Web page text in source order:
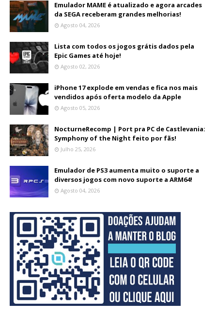
Emulador MAME é atualizado e agora arcades
da SEGA receberam grandes melhorias!
Agosto 04, 2026
Lista com todos os jogos grátis dados pela
Epic Games até hoje!
Agosto 02, 2026
iPhone 17 explode em vendas e fica nos mais
vendidos após oferta modelo da Apple
Agosto 05, 2026
NocturneRecomp | Port pra PC de Castlevania:
Symphony of the Night feito por fãs!
Julho 25, 2026
Emulador de PS3 aumenta muito o suporte a
diversos jogos com novo suporte a ARM64!
Agosto 04, 2026